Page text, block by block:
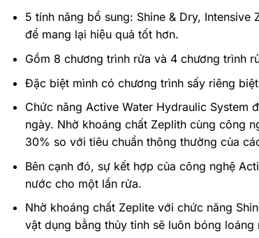
5 tính năng bổ sung: Shine & Dry,
để mang lại hiệu quả tốt hơn.
Gồm 8 chương trình rửa và 4 chương trình
Đặc biệt mình có chương trình sấy riêng
Chức năng Active Water Hydraulic System
ngày. Nhờ khoáng chất Zeplith cùng công
30% so với tiêu chuẩn thông thường của
Bên cạnh đó, sự kết hợp của công nghệ
nước cho một lần rửa.
Nhờ khoáng chất Zeplite với chức năng
vật dụng bằng thủy tinh sẽ luôn bóng